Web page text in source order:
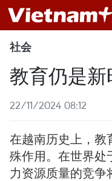
社会
教育仍是
22/11/2024 08:12
在越南历史上，教
殊作用。在世界处
力资源质量的竞争